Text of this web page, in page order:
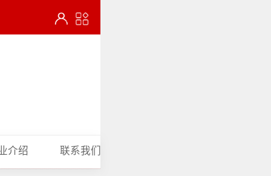
介绍 联系我们